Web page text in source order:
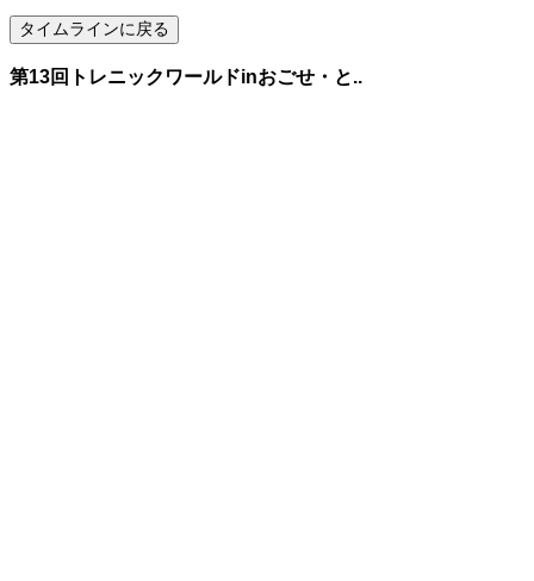
第13回トレニックワールドinおごせ・と..